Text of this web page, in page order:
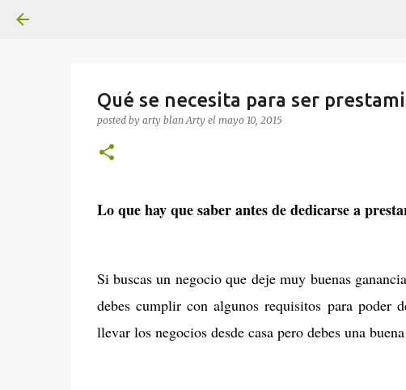
Qué se necesita para ser
posted by arty blanArty el mayo 10, 2015
Lo que hay que saber antes de dedicarse a
Si buscas un negocio que deje muy buenas
debes cumplir con algunos requisitos para poder
llevar los negocios desde casa pero debes una